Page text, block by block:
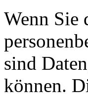
Wenn Sie
sind
können.